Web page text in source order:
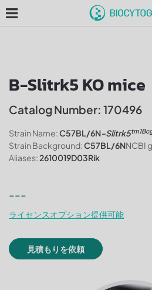
B-Slitrk5 KO mice
Catalog Number: 170496
Strain Name:C57BL/6N-Slitrk5
Strain Background:C57BL/6NNCBI
Aliases:2610019D03Rik
---
ライセンスオプション提供可能
見積もりを依頼